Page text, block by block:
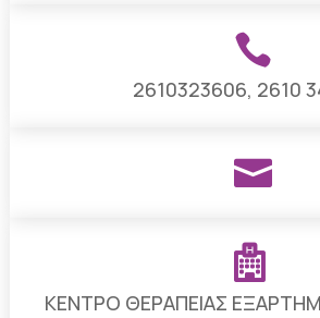

2610323606, 2610


ΚΕΝΤΡΟ ΘΕΡΑΠΕΙΑΣ